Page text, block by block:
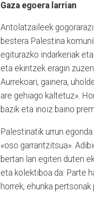
Gaza egoera larrian
Antolatzaileek
bestera Palestina
egiturazko indarkeriak
eta ekintzek eragin
Aurrekoari, gainera,
are gehiago kaltetuz».
bazik eta inoiz baino
Palestinatik urrun
«oso garrantzitsua».
bertan lan egiten duten
eta kolektiboa da: Parte
horrek, ehunka